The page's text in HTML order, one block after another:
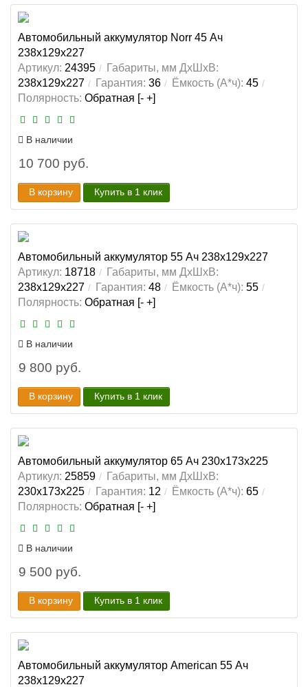
Автомобильный аккумулятор Norr 45 Ач
238x129x227
Артикул: 24395
Габариты, мм ДхШхВ:
238x129x227
Гарантия: 36 Ёмкость (А*ч): 45
Полярность: Обратная [- +]
В наличии
10 700 руб.
В корзину Купить в 1 клик
Автомобильный аккумулятор 55 Ач 238x129x227
Артикул: 18718
Габариты, мм ДхШхВ:
238x129x227
Гарантия: 48 Ёмкость (А*ч): 55
Полярность: Обратная [- +]
В наличии
9 800 руб.
В корзину Купить в 1 клик
Автомобильный аккумулятор 65 Ач 230x173x225
Артикул: 25859
Габариты, мм ДхШхВ:
230x173x225
Гарантия: 12 Ёмкость (А*ч): 65
Полярность: Обратная [- +]
В наличии
9 500 руб.
В корзину Купить в 1 клик
Автомобильный аккумулятор American 55 Ач
238x129x227